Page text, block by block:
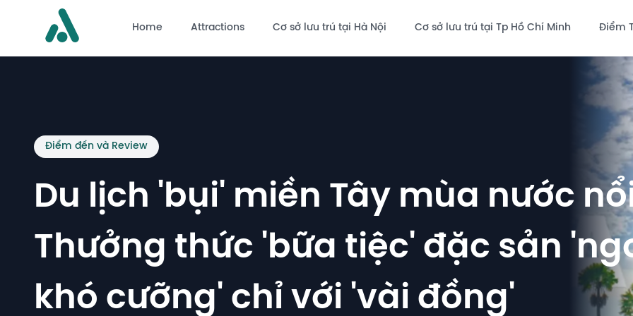
Home Attractions Cơ sở lưu trú tại Hà Nội Cơ sở lưu trú tại Tp Hồ Chí Minh Điểm
Điểm đến và Review
Du lịch 'bụi' miền Tây mùa nước
Thưởng thức 'bữa tiệc' đặc sản
khó cưỡng' chỉ với 'vài đồng'